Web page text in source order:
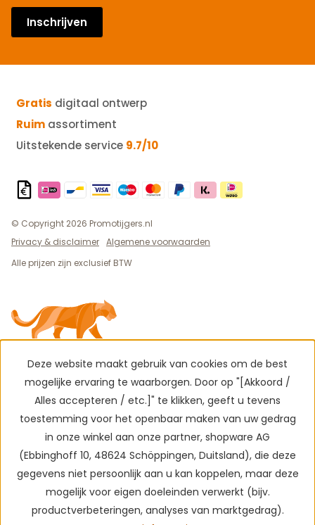
Inschrijven
Gratis digitaal ontwerp
Ruim assortiment
Uitstekende service 9.7/10
© Copyright 2026 Promotijgers.nl
Privacy & disclaimer Algemene voorwaarden
Alle prijzen zijn exclusief BTW
Deze website maakt gebruik van cookies om de best
mogelijke ervaring te waarborgen. Door op "[Akkoord /
Alles accepteren / etc.]" te klikken, geeft u tevens
toestemming voor het openbaar maken van uw gedrag
in onze winkel aan onze partner, shopware AG
(Ebbinghoff 10, 48624 Schöppingen, Duitsland), die deze
gegevens niet persoonlijk aan u kan koppelen, maar deze
mogelijk voor eigen doeleinden verwerkt (bijv.
productverbeteringen, analyses van marktgedrag).